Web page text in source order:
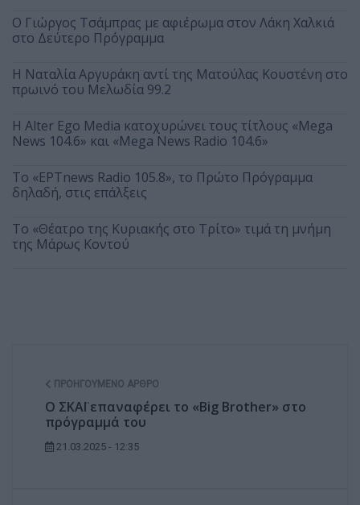
O Γιώργος Τσάμπρας με αφιέρωμα στον Λάκη Χαλκιά
στο Δεύτερο Πρόγραμμα
Η Ναταλία Αργυράκη αντί της Ματούλας Κουστένη στο
πρωινό του Μελωδία 99.2
Η Alter Ego Media κατοχυρώνει τους τίτλους «Mega
News 104.6» και «Mega News Radio 104.6»
Το «ΕΡΤnews Radio 105.8», το Πρώτο Πρόγραμμα
δηλαδή, στις επάλξεις
Το «Θέατρο της Κυριακής στο Τρίτο» τιμά τη μνήμη
της Μάρως Κοντού
ΠΡΟΗΓΟΎΜΕΝΟ ΆΡΘΡΟ
Ο ΣΚΑΪ επαναφέρει το «Big Brother» στο
πρόγραμμά του
21.03.2025 - 12:35